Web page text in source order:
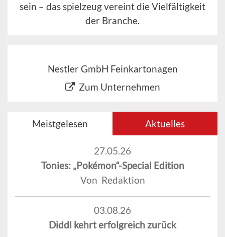
sein – das spielzeug vereint die Vielfältigkeit
der Branche.
Nestler GmbH Feinkartonagen
Zum Unternehmen
Meistgelesen Aktuelles
27.05.26
Tonies: „Pokémon“-Special Edition
Von Redaktion
03.08.26
Diddl kehrt erfolgreich zurück